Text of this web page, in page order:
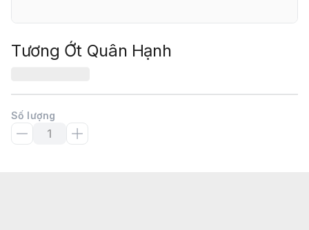
Tương Ớt Quân Hạnh
Số lượng